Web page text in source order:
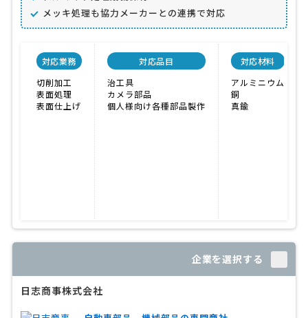
メッキ処理も協力メーカーとの連携で対応
対応業務
切削加工
表面処理
表面仕上げ
対応品目
治工具
カメラ部品
個人様向け各種部品製作
対応材料
アルミニウム
銅
真鍮
企業を選択する
日志商事株式会社